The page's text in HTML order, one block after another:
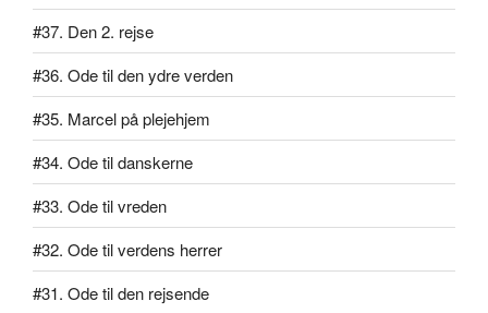
#37. Den 2. rejse
#36. Ode til den ydre verden
#35. Marcel på plejehjem
#34. Ode til danskerne
#33. Ode til vreden
#32. Ode til verdens herrer
#31. Ode til den rejsende